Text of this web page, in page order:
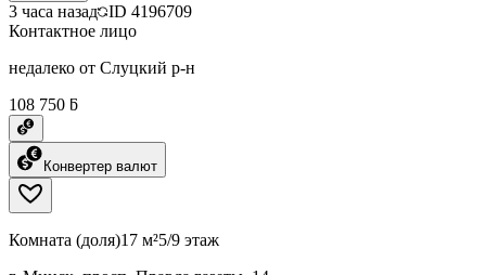
3 часа назад ID 4196709
Контактное лицо
недалеко от Слуцкий р-н
108 750 ƃ
Конвертер валют
Комната (доля)17 м²5/9 этаж